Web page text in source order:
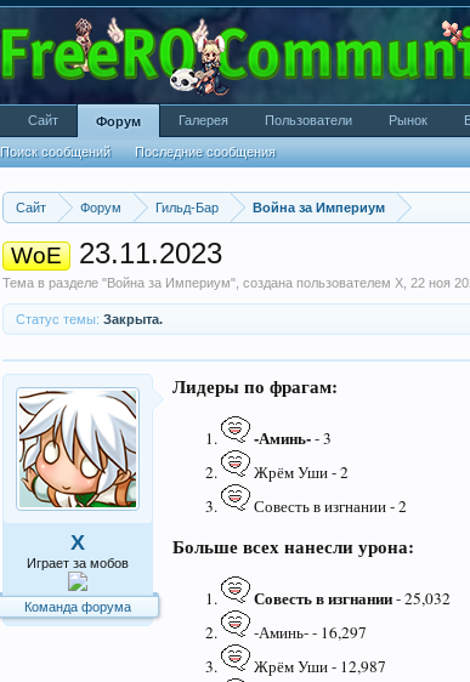
Сайт Форум Гильд-Бар Война за Империум
WoE 23.11.2023
Тема в разделе "Война за Империум", создана пользователем X 22 ноя
Статус темы: Закрыта.
X
Играет за мобов
Команда форума
Лидеры по фрагам:
-Аминь-- 3
Жрём Уши - 2
Совесть в изгнании - 2
Больше всех нанесли урона:
Совесть в изгнании- 25,032
-Аминь- - 16,297
Жрём Уши - 12,987
Сайт Форум
Поиск сообщений Последние сообщения
Галерея Пользователи Рынок